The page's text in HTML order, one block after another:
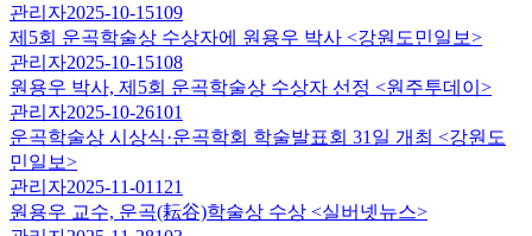
관리자2025-10-15109
제5회 운곡학술상 수상자에 원용우 박사 <강원도민일보>
관리자2025-10-15108
원용우 박사, 제5회 운곡학술상 수상자 선정 <원주투데이>
관리자2025-10-26101
운곡학술상 시상식·운곡학회 학술발표회 31일 개최 <강원도
민일보>
관리자2025-11-01 121
원용우 교수, 운곡(耘谷)학술상 수상 <실버넷뉴스>